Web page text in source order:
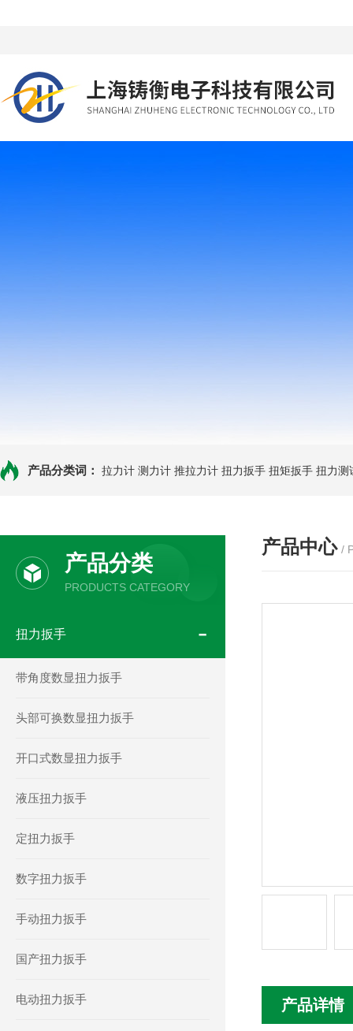
产品分类词： 拉力计 测力计 推拉力计 扭力扳手 扭矩扳手 扭力测
产品分类
PRODUCTS CATEGORY
扭力扳手
带角度数显扭力扳手
头部可换数显扭力扳手
开口式数显扭力扳手
液压扭力扳手
定扭力扳手
数字扭力扳手
手动扭力扳手
国产扭力扳手
电动扭力扳手
产品中心 /
产品详情